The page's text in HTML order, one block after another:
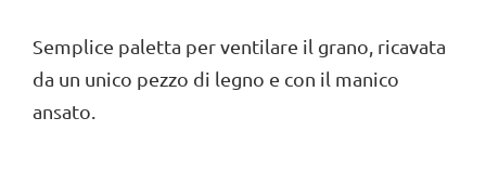
Semplice paletta per ventilare il grano, ricavata
da un unico pezzo di legno e con il manico
ansato.